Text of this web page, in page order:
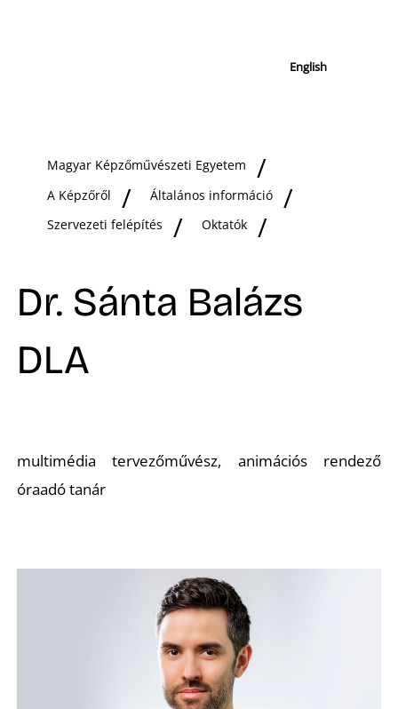
English
Magyar Képzőművészeti Egyetem
A Képzőről
Általános információ
Szervezeti felépítés
Oktatók
Dr. Sánta Balázs
DLA
multimédia tervezőművész, animációs rendező
óraadó tanár